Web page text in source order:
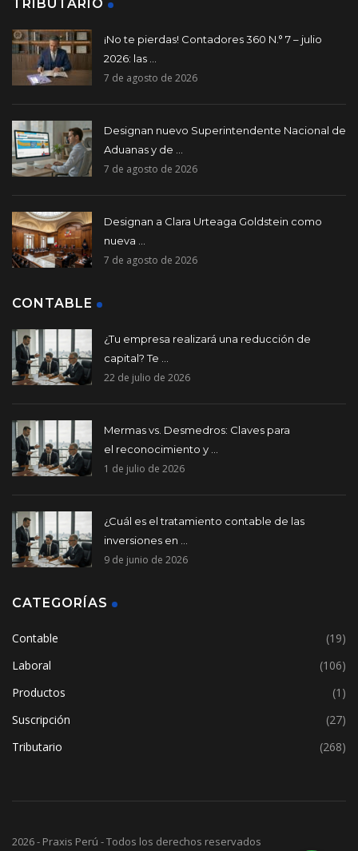
TRIBUTARIO
¡No te pierdas! Contadores 360 N.° 7 – julio
2026: las ...
7 de agosto de 2026
Designan nuevo Superintendente Nacional de
Aduanas y de ...
7 de agosto de 2026
Designan a Clara Urteaga Goldstein como
nueva ...
7 de agosto de 2026
CONTABLE
¿Tu empresa realizará una reducción de
capital? Te ...
22 de julio de 2026
Mermas vs. Desmedros: Claves para
el reconocimiento y ...
1 de julio de 2026
¿Cuál es el tratamiento contable de las
inversiones en ...
9 de junio de 2026
CATEGORÍAS
Contable
(19)
Laboral
(106)
Productos
(1)
Suscripción
(27)
Tributario
(268)
2026 - Praxis Perú - Todos los derechos reservados